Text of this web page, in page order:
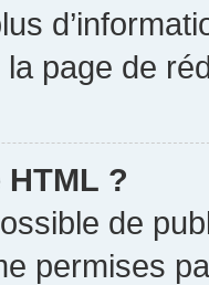
page de
?
de
permises